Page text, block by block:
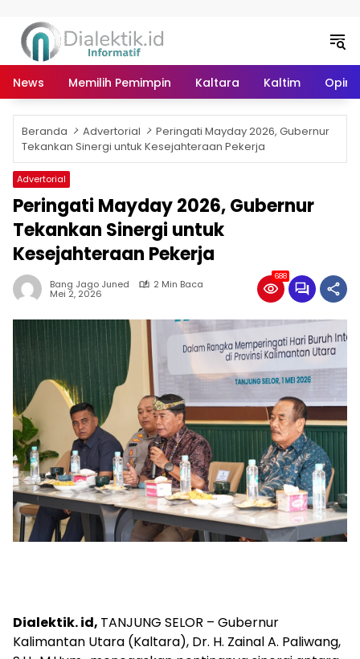
News Memilih Pemimpin Kaltara Kaltim Opini
Beranda Advertorial
Peringati Mayday 2026, Gubernur
Tekankan Sinergi untuk Kesejahteraan Pekerja
Advertorial
Peringati Mayday 2026, Gubernur
Tekankan Sinergi untuk
Kesejahteraan Pekerja
Bang Jago Juned 2 Min Baca
Mei 2, 2026
688
Dialektik. id, TANJUNG SELOR – Gubernur
Kalimantan Utara (Kaltara), Dr. H. Zainal A. Paliwang,